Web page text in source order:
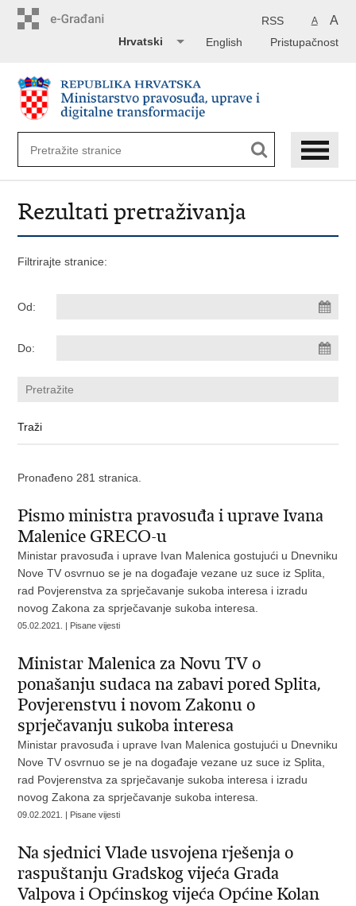
A A
RSS
Pristupačnost
English
Hrvatski
Rezultati pretraživanja
Filtrirajte stranice:
Od:
Do:
Pronađeno 281 stranica.
Pismo ministra pravosuđa i uprave Ivana
Malenice GRECO-u
Ministar pravosuđa i uprave Ivan Malenica gostujući u Dnevniku
Nove TV osvrnuo se je na događaje vezane uz suce iz Splita,
rad Povjerenstva za sprječavanje sukoba interesa i izradu
novog Zakona za sprječavanje sukoba interesa.
05.02.2021. | Pisane vijesti
Ministar Malenica za Novu TV o
ponašanju sudaca na zabavi pored Splita,
Povjerenstvu i novom Zakonu o
sprječavanju sukoba interesa
Ministar pravosuđa i uprave Ivan Malenica gostujući u Dnevniku
Nove TV osvrnuo se je na događaje vezane uz suce iz Splita,
rad Povjerenstva za sprječavanje sukoba interesa i izradu
novog Zakona za sprječavanje sukoba interesa.
09.02.2021. | Pisane vijesti
Na sjednici Vlade usvojena rješenja o
raspuštanju Gradskog vijeća Grada
Valpova i Općinskog vijeća Općine Kolan